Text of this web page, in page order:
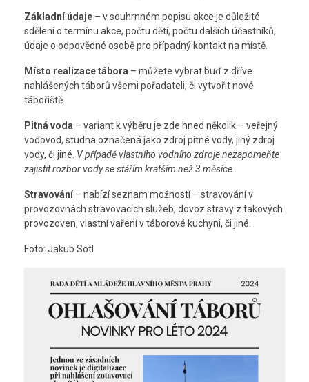
Základní údaje – v souhrnném popisu akce je důležité
sdělení o termínu akce, počtu dětí, počtu dalších účastníků,
údaje o odpovědné osobě pro případný kontakt na místě.
Místo realizace tábora – můžete vybrat buď z dříve
nahlášených táborů všemi pořadateli, či vytvořit nové
tábořiště.
Pitná voda – variant k výběru je zde hned několik – veřejný
vodovod, studna označená jako zdroj pitné vody, jiný zdroj
vody, či jiné. V případě vlastního vodního zdroje nezapomeňte
zajistit rozbor vody se stářím kratším než 3 měsíce.
Stravování – nabízí seznam možností – stravování v
provozovnách stravovacích služeb, dovoz stravy z takových
provozoven, vlastní vaření v táborové kuchyni, či jiné.
Foto: Jakub Sotl